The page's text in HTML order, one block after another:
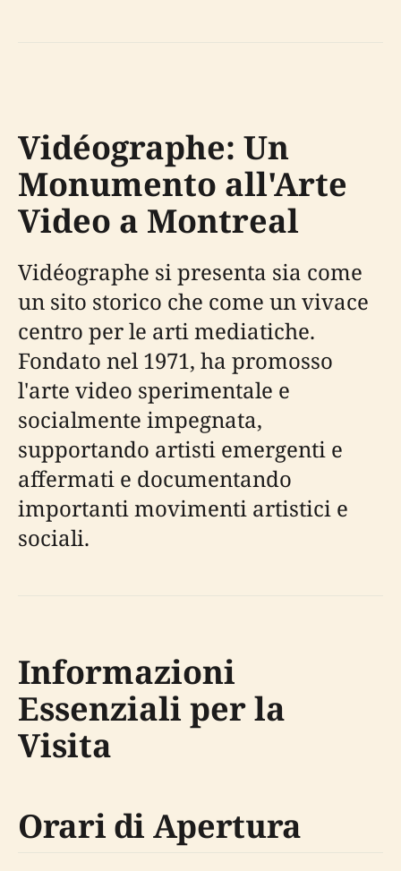
Vidéographe: Un
Monumento all'Arte
Video a Montreal
Vidéographe si presenta sia come
un sito storico che come un vivace
centro per le arti mediatiche.
Fondato nel 1971, ha promosso
l'arte video sperimentale e
socialmente impegnata,
supportando artisti emergenti e
affermati e documentando
importanti movimenti artistici e
sociali.
Informazioni
Essenziali per la
Visita
Orari di Apertura